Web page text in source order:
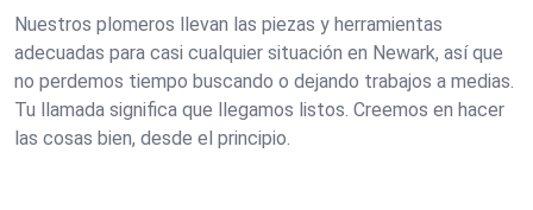
Nuestros plomeros llevan las piezas y herramientas
adecuadas para casi cualquier situación en Newark, así que
no perdemos tiempo buscando o dejando trabajos a medias.
Tu llamada significa que llegamos listos. Creemos en hacer
las cosas bien, desde el principio.